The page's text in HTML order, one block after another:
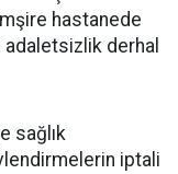
hastanede
derhal
sağlık
iptali